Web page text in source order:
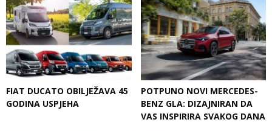
FIAT DUCATO OBILJEŽAVA 45
GODINA USPJEHA
POTPUNO NOVI MERCEDES-
BENZ GLA: DIZAJNIRAN DA
VAS INSPIRIRA SVAKOG DANA